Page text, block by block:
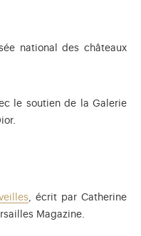
national des châteaux
le soutien de la Galerie
, écrit par Catherine
Magazine.